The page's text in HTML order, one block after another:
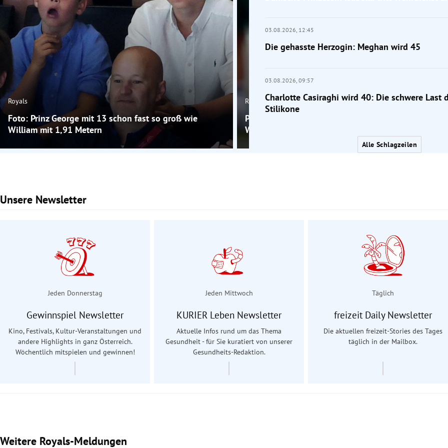
Royals
Foto: Prinz George mit 13 schon fast so groß wie
William mit 1,91 Metern
Royals
Prinzessin Kates königliche Etikette-Regel, die für
William nicht gilt
03.08.2026, 12:45
Die gehasste Herzogin: Meghan wird 45
03.08.2026, 09:57
Charlotte Casiraghi wird 40: Die schwere Last
Stilikone
Alle Schlagzeilen
Unsere Newsletter
Slide 1 von 2
Jeden Donnerstag
Gewinnspiel Newsletter
Kino, Festivals, Kultur-Veranstaltungen und
andere Highlights in ganz Österreich.
Wöchentlich mitspielen und gewinnen!
Jeden Mittwoch
KURIER Leben Newsletter
Aktuelle Infos rund um das Thema
Gesundheit - für Sie kuratiert von unserer
Gesundheits-Redaktion.
Täglich
freizeit Daily Newsletter
Die aktuellen freizeit-Stories des Tages
täglich in der Mailbox.
Weitere Royals-Meldungen